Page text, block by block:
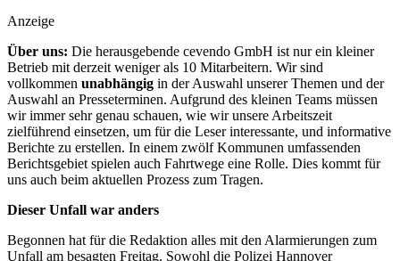
Anzeige
Über uns: Die herausgebende cevendo GmbH ist nur ein kleiner
Betrieb mit derzeit weniger als 10 Mitarbeitern. Wir sind
vollkommen unabhängig in der Auswahl unserer Themen und der
Auswahl an Presseterminen. Aufgrund des kleinen Teams müssen
wir immer sehr genau schauen, wie wir unsere Arbeitszeit
zielführend einsetzen, um für die Leser interessante, und informative
Berichte zu erstellen. In einem zwölf Kommunen umfassenden
Berichtsgebiet spielen auch Fahrtwege eine Rolle. Dies kommt für
uns auch beim aktuellen Prozess zum Tragen.
Dieser Unfall war anders
Begonnen hat für die Redaktion alles mit den Alarmierungen zum
Unfall am besagten Freitag. Sowohl die Polizei Hannover